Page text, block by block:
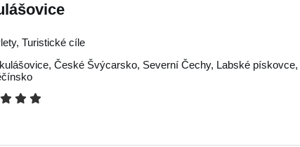
Turistické cíle
,České Švýcarsko, Severní Čechy, Labské pískovce,